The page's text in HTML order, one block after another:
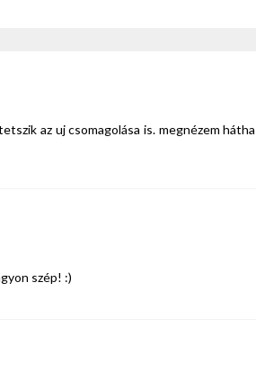
az uj csomagolása is. megnézem
szép! :)